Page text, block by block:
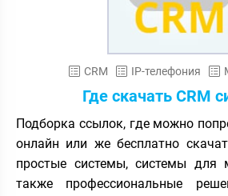
CRM IP-телефония
Где скачать CRM
Подборка ссылок, где можно
онлайн или же бесплатно
простые системы, системы для
также профессиональные